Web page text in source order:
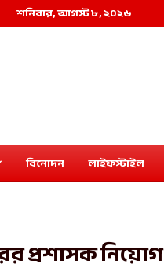
শনিবার, আগস্ট ৮, ২০২৬
বিনোদন লাইফস্টাইল
প্রশাসক নিয়োগ